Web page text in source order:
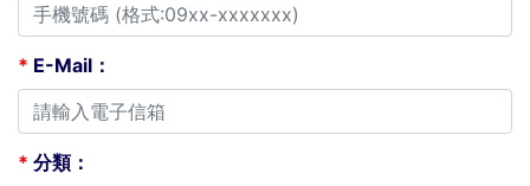
* E-Mail：
* 分類：